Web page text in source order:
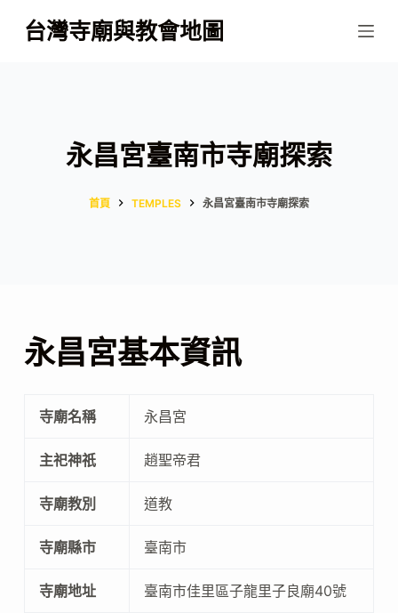
跳
至
台灣寺廟與教會地圖
永昌宮臺南市寺廟探索
首頁 TEMPLES 永昌宮臺南市寺廟探索
永昌宮基本資訊
寺廟名稱 永昌宮
主祀神祇 趙聖帝君
寺廟教別 道教
寺廟縣市 臺南市
寺廟地址 臺南市佳里區子龍里子良廟40號